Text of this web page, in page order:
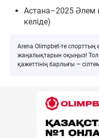
Астана–2025 Әлем
келіде)
Arena Olimpbet-те
жаңалықтарын оқыңыз!
қажеттінің барлығы —